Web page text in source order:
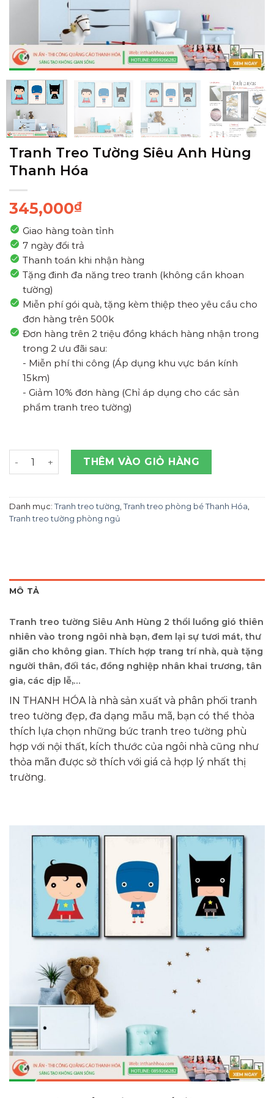
Tranh Treo Tường Siêu Anh Hùng
Thanh Hóa
345,000₫
Giao hàng toàn tỉnh
7 ngày đổi trả
Thanh toán khi nhận hàng
Tặng đinh đa năng treo tranh (không cần khoan
tường)
Miễn phí gói quà, tặng kèm thiệp theo yêu cầu cho
đơn hàng trên 500k
Đơn hàng trên 2 triệu đồng khách hàng nhận trong
trong 2 ưu đãi sau:
- Miễn phí thi công (Áp dụng khu vực bán kính
15km)
- Giảm 10% đơn hàng (Chỉ áp dụng cho các sản
phẩm tranh treo tường)
Tranh Treo Tường Siêu Anh Hùng Thanh Hóa số lượng
THÊM VÀO GIỎ HÀNG
Danh mục: Tranh treo tường, Tranh treo phòng bé Thanh Hóa,
Tranh treo tường phòng ngủ
MÔ TẢ
Tranh treo tường Siêu Anh Hùng 2 thổi luồng gió thiên
nhiên vào trong ngôi nhà bạn, đem lại sự tươi mát, thư
giãn cho không gian. Thích hợp trang trí nhà, quà tặng
người thân, đối tác, đồng nghiệp nhân khai trương, tân
gia, các dịp lễ,…
IN THANH HÓA là nhà sản xuất và phân phối tranh
treo tường đẹp, đa dạng mẫu mã, bạn có thể thỏa
thích lựa chọn những bức tranh treo tường phù
hợp với nội thất, kích thước của ngôi nhà cũng như
thỏa mãn được sở thích với giá cả hợp lý nhất thị
trường.